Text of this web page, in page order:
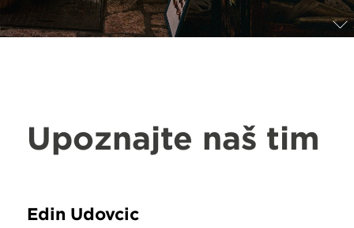
Upoznajte naš tim
Edin Udovčić